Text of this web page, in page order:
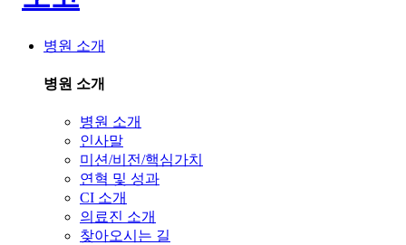
병원 소개
병원 소개
병원 소개
인사말
미션/비전/핵심가치
연혁 및 성과
CI 소개
의료진 소개
찾아오시는 길